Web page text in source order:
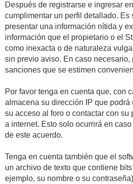
Después de registrarse e ingresar
cumplimentar un perfil detallado. Es
presentar una información nítida y
información que el propietario o el
como inexacta o de naturaleza
sin previo aviso. En caso
sanciones que se estimen
Por favor tenga en cuenta que, con
almacena su dirección IP que podrá
su acceso al foro o contactar con su
a internet. Esto solo ocurrirá en
de este acuerdo.
Tenga en cuenta también que el
un archivo de texto que contiene
ejemplo, su nombre o su